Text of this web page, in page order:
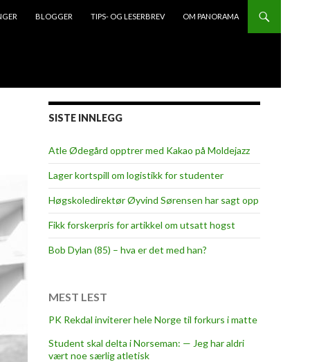
BLOGGER TIPS- OG LESERBREV OM PANORAMA
SISTE INNLEGG
Atle Ødegård opptrer med Kakao på Moldejazz
Lager kortspill om logistikk for studenter
Høgskoledirektør Øyvind Sørensen har sagt opp
Fikk forskerpris for artikkel om utsatt hogst
Bob Dylan (85) – hva er det med han?
MEST LEST
PK Rekdal inviterer hele Norge til forkurs i matte
Student skal delta i Norseman: — Jeg har aldri
vært noe særlig atletisk